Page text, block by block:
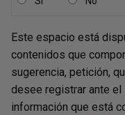
Este espacio está
contenidos que
sugerencia, petición,
desee registrar ante el
información que está